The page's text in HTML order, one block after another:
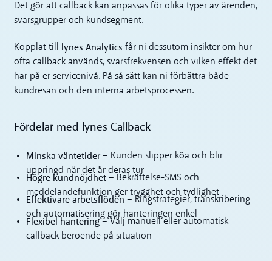
Det gör att callback kan anpassas för olika typer av ärenden,
svarsgrupper och kundsegment.
Kopplat till lynes Analytics får ni dessutom insikter om hur
ofta callback används, svarsfrekvensen och vilken effekt det
har på er servicenivå. På så sätt kan ni förbättra både
kundresan och den interna arbetsprocessen.
Fördelar med lynes Callback
Minska väntetider– Kunden slipper köa och blir
uppringd när det är deras tur
Högre kundnöjdhet– Bekräftelse-SMS och
meddelandefunktion ger trygghet och tydlighet
Effektivare arbetsflöden – Ringstrategier, transkribering
och automatisering gör hanteringen enkel
Flexibel hantering– Välj manuell eller automatisk
callback beroende på situation